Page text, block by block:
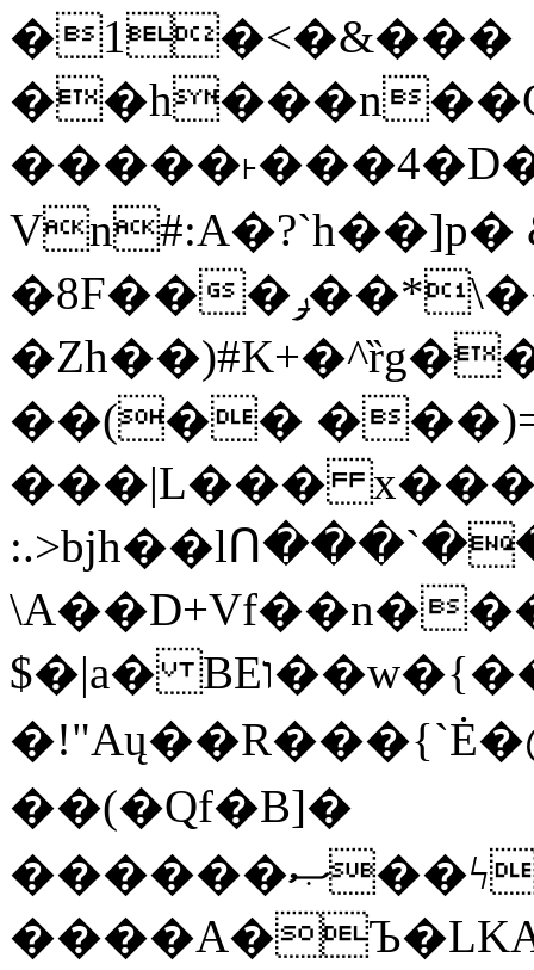
�1�<�&���
Vn#:A�?`h��]p�
�8F���ݛ��*\��U��S
��(��
���|L���
$�|a� BEו��w�{���;���q�X��d%�������W� hU�(�1�Ū}9�S�F<��i�L3�;�
��(�Qf�B]�
������ޞ��ϟak��r��_39$�8�p���7�2�yIZ�R��x��/